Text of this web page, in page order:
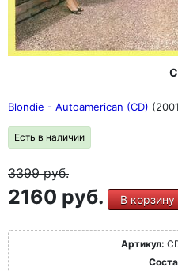
Blondie - Autoamerican (CD)
Есть в наличии
3399руб.
2160 руб. В корзину
Артикул: